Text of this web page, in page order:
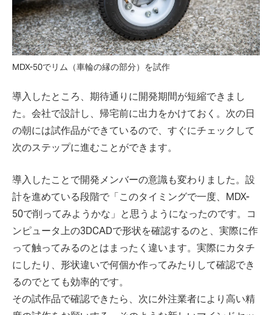
MDX-50でリム（車輪の縁の部分）を試作
導入したところ、期待通りに開発期間が短縮できまし
た。会社で設計し、帰宅前に出力をかけておく。次の日
の朝には試作品ができているので、すぐにチェックして
次のステップに進むことができます。
導入したことで開発メンバーの意識も変わりました。設
計を進めている段階で「このタイミングで一度、MDX-
50で削ってみようかな」と思うようになったのです。コ
ンピュータ上の3DCADで形状を確認するのと、実際に作
って触ってみるのとはまったく違います。実際にカタチ
にしたり、形状違いで何個か作ってみたりして確認でき
るのでとても効率的です。
その試作品で確認できたら、次に外注業者により高い精